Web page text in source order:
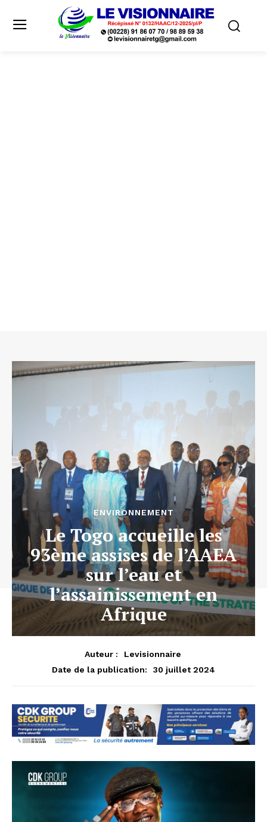
ENVIRONNEMENT
Le Togo accueille les
93ème assises de l’AAEA
sur l’eau et
l’assainissement en
Afrique
Auteur :
Levisionnaire
Date de la publication:
30 juillet 2024